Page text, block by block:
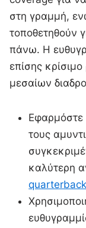
στη γραμμή,
τοποθετηθούν
πάνω. Η
επίσης
μεσαίων
Εφαρμόστε
τους
καλύτερη
quarterback